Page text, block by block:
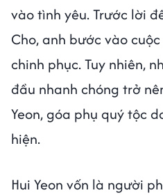
vào tình yêu. Trước lời
Cho, anh bước vào
chinh phục. Tuy nhiên,
đầu nhanh chóng trở
Yeon, góa phụ quý tộc
hiện.
Hui Yeon vốn là người